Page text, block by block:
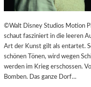
©Walt Disney Studios Motion
schaut fasziniert in die leeren
Art der Kunst gilt als entartet.
schönen Tönen, wird wegen
werden im Krieg erschossen.
Bomben. Das ganze Dorf…